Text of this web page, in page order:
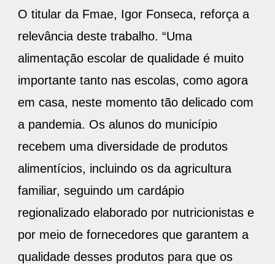
O titular da Fmae, Igor Fonseca, reforça a
relevância deste trabalho. “Uma
alimentação escolar de qualidade é muito
importante tanto nas escolas, como agora
em casa, neste momento tão delicado com
a pandemia. Os alunos do município
recebem uma diversidade de produtos
alimentícios, incluindo os da agricultura
familiar, seguindo um cardápio
regionalizado elaborado por nutricionistas e
por meio de fornecedores que garantem a
qualidade desses produtos para que os